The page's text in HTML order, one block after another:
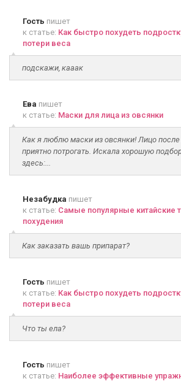
Гость пишет
к статье: Как быстро похудеть
потери веса
подскажи, кааак
Ева пишет
к статье: Маски для лица из овсянки
Как я люблю маски из овсянки! Лицо после
приятно потрогать. Искала хорошую
здесь:...
Незабудка пишет
к статье: Самые популярные китайские
похудения
Как заказать вашь припарат?
Гость пишет
к статье: Как быстро похудеть
потери веса
Что ты ела?
Гость пишет
к статье: Наиболее эффективные